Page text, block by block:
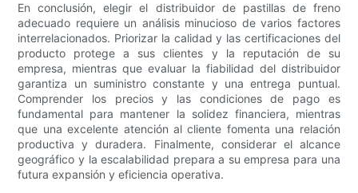
En conclusión, elegir el distribuidor de pastillas de freno
adecuado requiere un análisis minucioso de varios factores
interrelacionados. Priorizar la calidad y las certificaciones del
producto protege a sus clientes y la reputación de su
empresa, mientras que evaluar la fiabilidad del distribuidor
garantiza un suministro constante y una entrega puntual.
Comprender los precios y las condiciones de pago es
fundamental para mantener la solidez financiera, mientras
que una excelente atención al cliente fomenta una relación
productiva y duradera. Finalmente, considerar el alcance
geográfico y la escalabilidad prepara a su empresa para una
futura expansión y eficiencia operativa.